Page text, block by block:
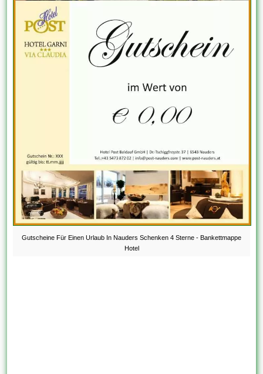
Gutscheine Für Einen Urlaub In Nauders Schenken 4 Sterne - Bankettmappe
Hotel